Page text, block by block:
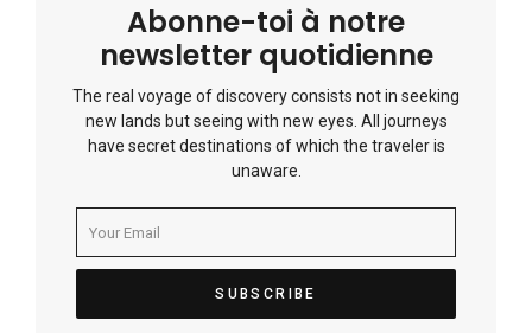
Abonne-toi à notre
newsletter quotidienne
The real voyage of discovery consists not in seeking
new lands but seeing with new eyes. All journeys
have secret destinations of which the traveler is
unaware.